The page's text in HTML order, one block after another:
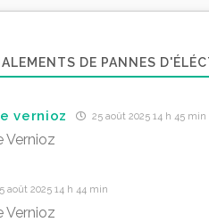
DE PANNES
vernioz 25 août 2025 14 h 45 min
Vernioz
août 2025 14 h 44 min
Vernioz